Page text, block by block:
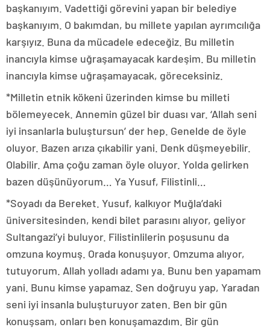
başkanıyım. Vadettiği görevini yapan bir belediye
başkanıyım. O bakımdan, bu millete yapılan ayrımcılığa
karşıyız. Buna da mücadele edeceğiz. Bu milletin
inancıyla kimse uğraşamayacak kardeşim. Bu milletin
inancıyla kimse uğraşamayacak, göreceksiniz.
*Milletin etnik kökeni üzerinden kimse bu milleti
bölemeyecek. Annemin güzel bir duası var. ‘Allah seni
iyi insanlarla buluştursun’ der hep. Genelde de öyle
oluyor. Bazen arıza çıkabilir yani. Denk düşmeyebilir.
Olabilir. Ama çoğu zaman öyle oluyor. Yolda gelirken
bazen düşünüyorum… Ya Yusuf, Filistinli…
*Soyadı da Bereket. Yusuf, kalkıyor Muğla’daki
üniversitesinden, kendi bilet parasını alıyor, geliyor
Sultangazi’yi buluyor. Filistinlilerin poşusunu da
omzuna koymuş. Orada konuşuyor. Omzuma alıyor,
tutuyorum. Allah yolladı adamı ya. Bunu ben yapamam
yani. Bunu kimse yapamaz. Sen doğruyu yap, Yaradan
seni iyi insanla buluşturuyor zaten. Ben bir gün
konuşsam, onları ben konuşamazdım. Bir gün